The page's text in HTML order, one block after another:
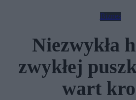
Biznes
Niezwykła
zwykłej
wart